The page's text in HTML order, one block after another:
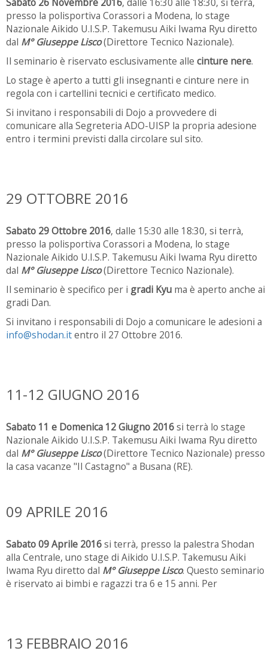
presso la polisportiva Corassori a Modena, lo stage
Nazionale Aikido U.I.S.P. Takemusu Aiki Iwama Ryu diretto
dal M° Giuseppe Lisco(Direttore Tecnico Nazionale).
Il seminario è riservato esclusivamente alle cinture nere.
Lo stage è aperto a tutti gli insegnanti e cinture nere in
regola con i cartellini tecnici e certificato medico.
Si invitano i responsabili di Dojo a provvedere di
comunicare alla Segreteria ADO-UISP la propria adesione
entro i termini previsti dalla circolare sul sito.
29 OTTOBRE 2016
Sabato 29 Ottobre 2016, dalle 15:30 alle 18:30, si terrà,
presso la polisportiva Corassori a Modena, lo stage
Nazionale Aikido U.I.S.P. Takemusu Aiki Iwama Ryu diretto
dal M° Giuseppe Lisco(Direttore Tecnico Nazionale).
Il seminario è specifico per i gradi Kyu ma è aperto anche ai
gradi Dan.
Si invitano i responsabili di Dojo a comunicare le adesioni a
info@shodan.itentro il 27 Ottobre 2016.
11-12 GIUGNO 2016
Sabato 11 e Domenica 12 Giugno 2016si terrà lo stage
Nazionale Aikido U.I.S.P. Takemusu Aiki Iwama Ryu diretto
dal M° Giuseppe Lisco(Direttore Tecnico Nazionale) presso
la casa vacanze "Il Castagno" a Busana (RE).
09 APRILE 2016
Sabato 09 Aprile 2016si terrà, presso la palestra Shodan
alla Centrale, uno stage di Aikido U.I.S.P. Takemusu Aiki
Iwama Ryu diretto dal M° Giuseppe Lisco. Questo seminario
è riservato ai bimbi e ragazzi tra 6 e 15 anni. Per
13 FEBBRAIO 2016